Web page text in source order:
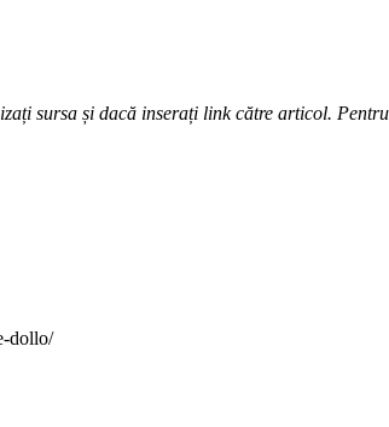
sursa și dacă inserați link către articol.
dollo/